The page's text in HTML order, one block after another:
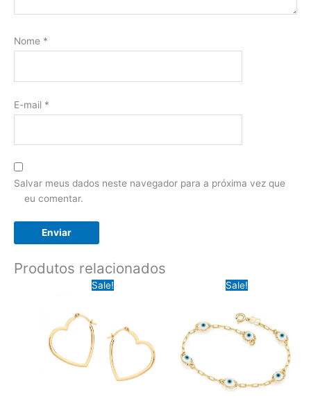
Nome *
E-mail *
Salvar meus dados neste navegador para a próxima vez que
eu comentar.
Produtos relacionados
Sale! Sale!